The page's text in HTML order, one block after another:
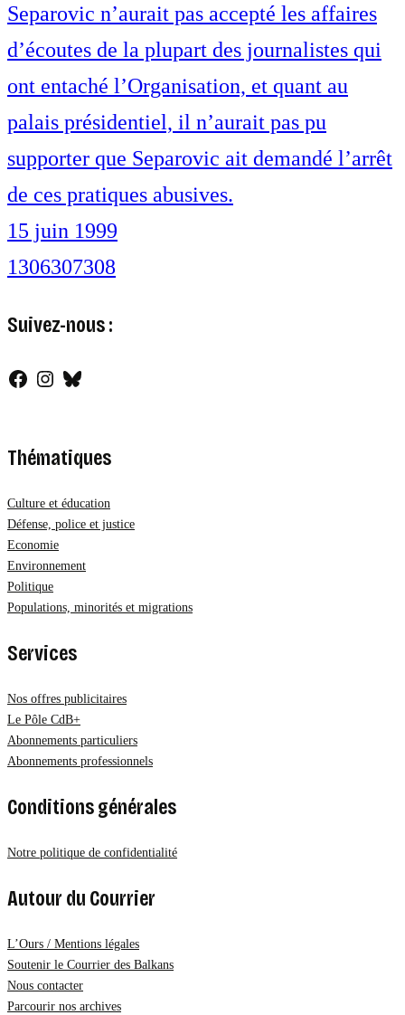
Separovic n’aurait pas accepté les affaires
d’écoutes de la plupart des journalistes qui
ont entaché l’Organisation, et quant au
palais présidentiel, il n’aurait pas pu
supporter que Separovic ait demandé l’arrêt
de ces pratiques abusives.
15 juin 1999
1306307308
Suivez-nous :
Facebook
Instagram
Bluesky
Thématiques
Culture et éducation
Défense, police et justice
Economie
Environnement
Politique
Populations, minorités et migrations
Services
Nos offres publicitaires
Le Pôle CdB+
Abonnements particuliers
Abonnements professionnels
Conditions générales
Notre politique de confidentialité
Autour du Courrier
L’Ours / Mentions légales
Soutenir le Courrier des Balkans
Nous contacter
Parcourir nos archives